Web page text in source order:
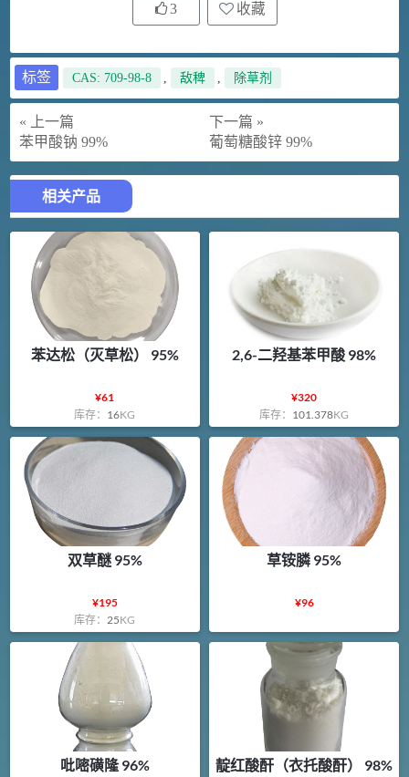
3 收藏
标签 CAS: 709-98-8 , 敌稗 , 除草剂
« 上一篇
苯甲酸钠 99%
下一篇 »
葡萄糖酸锌 99%
相关产品
苯达松（灭草松） 95%
¥61
库存： 16KG
2,6-二羟基苯甲酸 98%
¥320
库存： 101.378KG
双草醚 95%
¥195
库存： 25KG
草铵膦 95%
¥96
吡嘧磺隆 96% 靛红酸酐（衣托酸酐） 98%